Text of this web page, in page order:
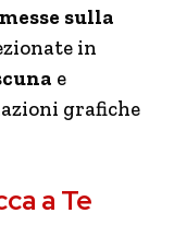
sulla
in
e
grafiche
a Te